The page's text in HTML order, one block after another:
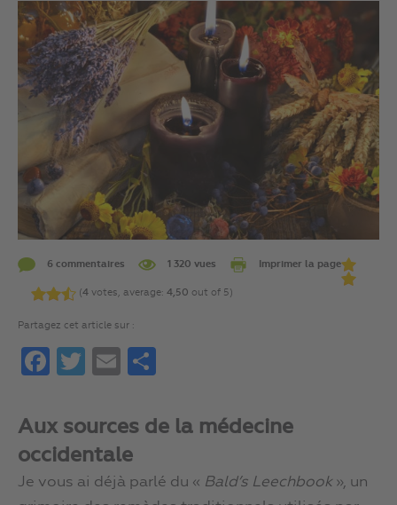
6 commentaires 1 320 vues Imprimer la page
(4 votes, average: 4,50 out of 5)
Partagez cet article sur :
FacebookTwitterEmail
Aux sources de la médecine
occidentale
Je vous ai déjà parlé du « Bald’s Leechbook », un